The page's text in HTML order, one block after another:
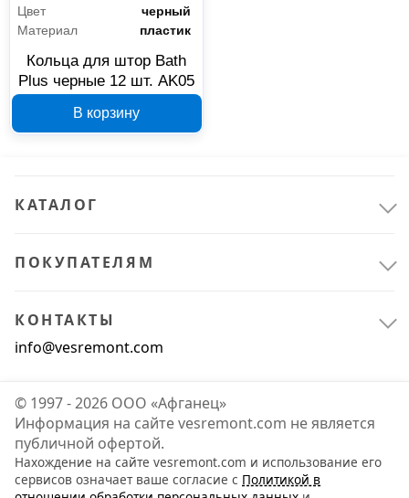
Цвет
черный
Материал
пластик
Кольца для штор Bath
Plus черные 12 шт. AK05
В корзину
КАТАЛОГ
ПОКУПАТЕЛЯМ
КОНТАКТЫ
info@vesremont.com
© 1997 - 2026 ООО «Афганец»
Информация на сайте vesremont.com не является
публичной офертой.
Нахождение на сайте vesremont.com и использование его
сервисов означает ваше согласие с Политикой в